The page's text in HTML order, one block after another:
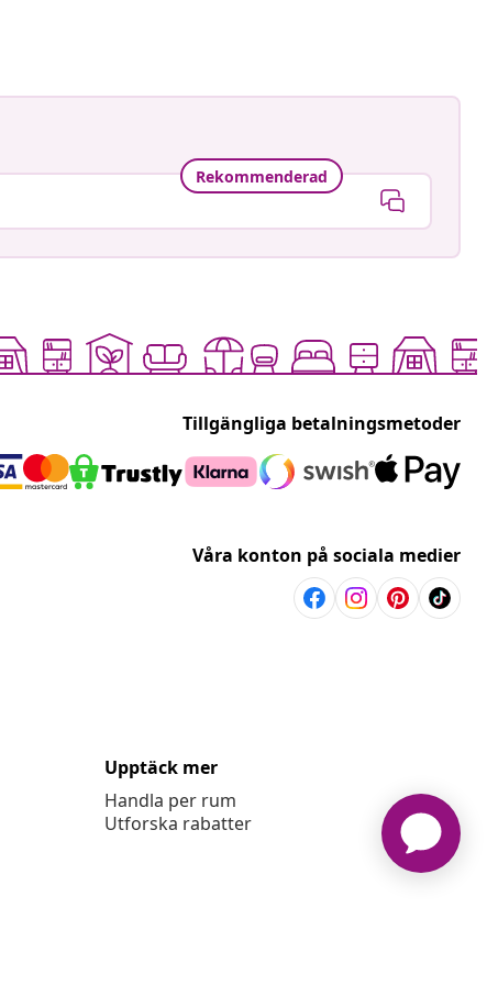
Rekommenderad
Tillgängliga betalningsmetoder
Våra konton på sociala medier
Upptäck mer
Handla per rum
Utforska rabatter